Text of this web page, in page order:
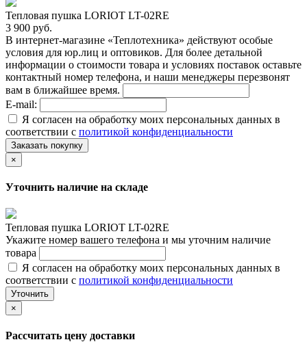
Тепловая пушка LORIOT LT-02RE
3 900 руб.
В интернет-магазине «Теплотехника» действуют особые
условия для юр.лиц и оптовиков. Для более детальной
информации о стоимости товара и условиях поставок оставьте
контактный номер телефона, и наши менеджеры перезвонят
вам в ближайшее время.
E-mail:
Я согласен на обработку моих персональных данных в
соответствии с политикой конфиденциальности
Заказать покупку
×
Уточнить наличие на складе
Тепловая пушка LORIOT LT-02RE
Укажите номер вашего телефона и мы уточним наличие
товара
Я согласен на обработку моих персональных данных в
соответствии с политикой конфиденциальности
Уточнить
×
Рассчитать цену доставки